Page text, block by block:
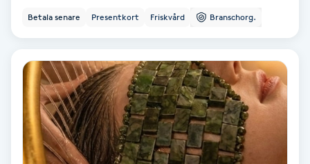
Reiki massage
Rosacea
Rosenmetoden
Betala senare Presentkort Friskvård Branschorg.